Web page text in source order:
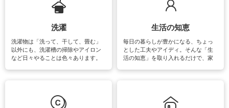
洗濯
洗濯物は「洗って、干して、畳む」
以外にも、洗濯槽の掃除やアイロン
など日々やることは色々あります。
マットなどの大きな洗濯物も、正し
生活の知恵
毎日の暮らしが豊かになる、ちょっ
とした工夫やアイディ。そんな「生
活の知恵」を取り入れるだけで、家